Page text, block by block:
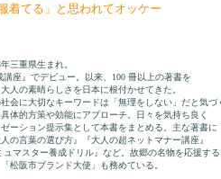
着てる」と思われてオッケー
三重県生まれ。
講座』でデビュー。以来、100 冊以上の著書を
人の素晴らしさを日本に根付かせてきた。
会に大切なキーワードは「無理をしない」だと気づ
体的方策や効能にアプローチ。日々を気持ち良く
ーション提示集として本書をまとめる。主な著書に
人の言葉の選び方』『大人の超ネットマナー講座』
ュマスター養成ドリル』など。故郷の名物を応援する
松阪市ブランド大使」も務めている。